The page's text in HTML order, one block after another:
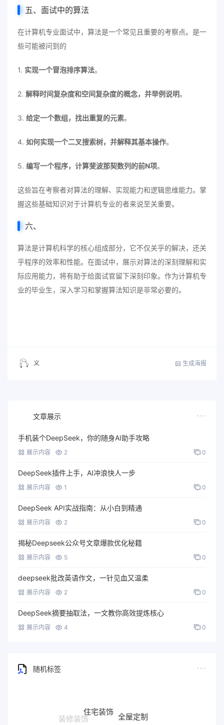
五、面试中的算法
在计算机专业面试中，算法是一个常见且重要的考察点。是一
些可能被问到的
1. 实现一个冒泡排序算法。
2. 解释时间复杂度和空间复杂度的概念，并举例说明。
3. 给定一个数组，找出重复的元素。
4. 如何实现一个二叉搜索树，并解释其基本操作。
5. 编写一个程序，计算斐波那契数列的前N项。
这些旨在考察者对算法的理解、实现能力和逻辑思维能力。掌
握这些基础知识对于计算机专业的者来说至关重要。
六、
算法是计算机科学的核心组成部分，它不仅关乎的解决，还关
乎程序的效率和性能。在面试中，展示对算法的深刻理解和实
际应用能力，将有助于给面试官留下深刻印象。作为计算机专
业的毕业生，深入学习和掌握算法知识是非常必要的。
义 生成海报
文章展示
手机装个DeepSeek，你的随身AI助手攻略
展示内容 2 0
DeepSeek插件上手，AI冲浪快人一步
展示内容 1 0
DeepSeek API实战指南：从小白到精通
展示内容 2 0
揭秘Deepseek公众号文章爆款优化秘籍
展示内容 5 0
deepseek批改英语作文，一针见血又温柔
展示内容 2 0
DeepSeek摘要抽取法，一文教你高效提炼核心
展示内容 4 0
随机标签
住宅装饰
全屋定制